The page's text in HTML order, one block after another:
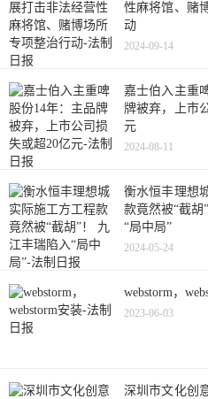
性麻将馆、赌
动
2024-09-14
嘉士伯入主重
牌被弃，上市
元
2024-08-11
衡水恒丰理想
款竟然被“截胡
“局中局”
2024-05-24
webstorm，
2023-06-03
深圳市文化创